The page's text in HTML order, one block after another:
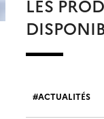
LES
ACTUALITÉS